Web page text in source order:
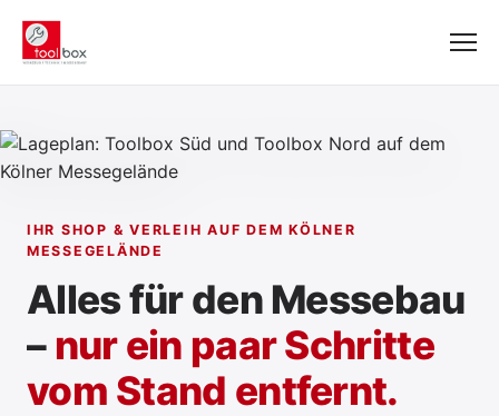
IHR SHOP & VERLEIH AUF DEM KÖLNER
MESSEGELÄNDE
Alles für den Messebau
– nur ein paar Schritte
vom Stand entfernt.